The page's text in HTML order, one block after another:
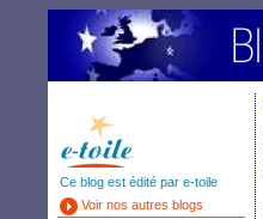
Ce blog est édité par e-toile
Voir nos autres blogs